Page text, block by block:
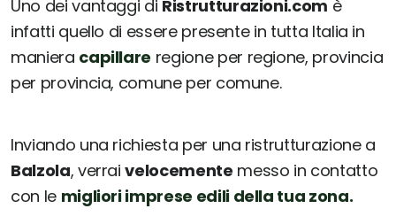
Uno dei vantaggi di Ristrutturazioni.com è
infatti quello di essere presente in tutta Italia in
maniera capillare regione per regione, provincia
per provincia, comune per comune.
Inviando una richiesta per una ristrutturazione a
Balzola, verraivelocemente messo in contatto
con le migliori imprese edili della tua zona.